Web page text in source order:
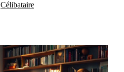
Célibataire